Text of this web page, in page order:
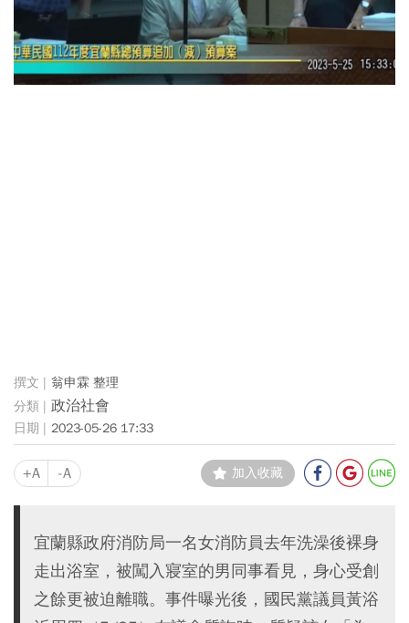
翁申霖 整理
政治社會
2023-05-26 17:33
+A -A 加入收藏
宜蘭縣政府消防局一名女消防員去年洗澡後裸身
走出浴室，被闖入寢室的男同事看見，身心受創
之餘更被迫離職。事件曝光後，國民黨議員黃浴